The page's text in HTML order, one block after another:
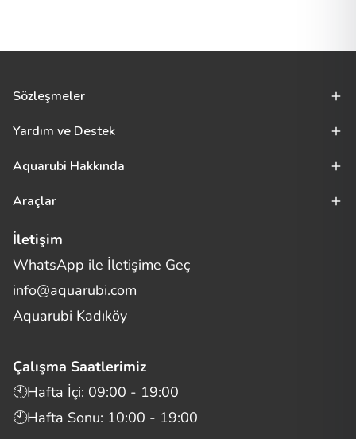
Sözleşmeler
Yardım ve Destek
Aquarubi Hakkında
Araçlar
İletişim
WhatsApp ile İletişime Geç
info@aquarubi.com
Aquarubi Kadıköy
Çalışma Saatlerimiz
🕙Hafta İçi: 09:00 - 19:00
🕙Hafta Sonu: 10:00 - 19:00
Merhaba! Size nasıl yardımcı
olabilirim?
Bilgi
Müşteri Destek